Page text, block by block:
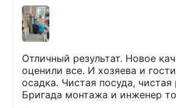
Отличный результат. Новое
оценили все. И хозяева и
осадка. Чистая посуда, чистая
Бригада монтажа и инженер